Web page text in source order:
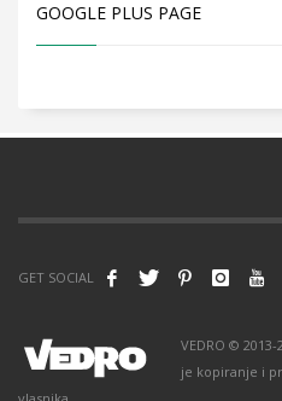
GOOGLE PLUS PAGE
GET SOCIAL
VEDRO ©
je kopiranje i